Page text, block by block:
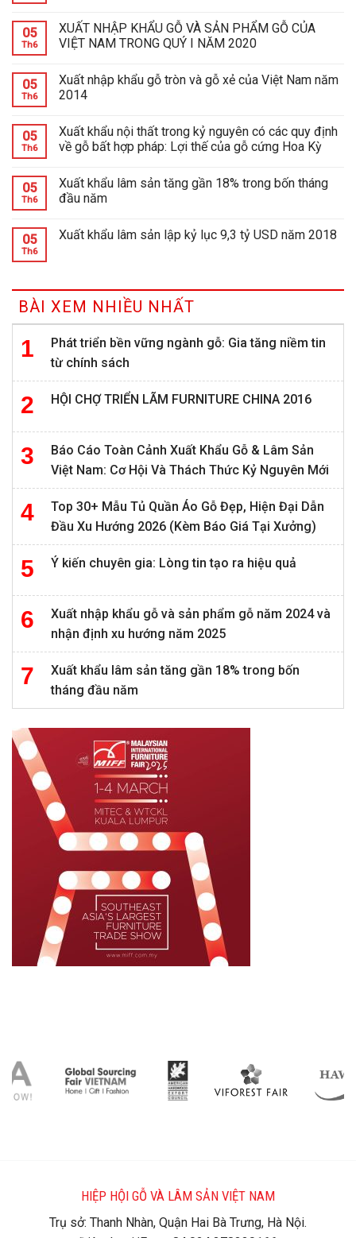
05
Th6
XUẤT NHẬP KHẨU GỖ VÀ SẢN PHẨM GỖ CỦA
VIỆT NAM TRONG QUÝ I NĂM 2020
05
Th6
Xuất nhập khẩu gỗ tròn và gỗ xẻ của Việt Nam năm
2014
05
Th6
Xuất khẩu nội thất trong kỷ nguyên có các quy định
về gỗ bất hợp pháp: Lợi thế của gỗ cứng Hoa Kỳ
05
Th6
Xuất khẩu lâm sản tăng gần 18% trong bốn tháng
đầu năm
05
Th6
Xuất khẩu lâm sản lập kỷ lục 9,3 tỷ USD năm 2018
BÀI XEM NHIỀU NHẤT
Phát triển bền vững ngành gỗ: Gia tăng niềm tin
từ chính sách
HỘI CHỢ TRIỂN LÃM FURNITURE CHINA 2016
Báo Cáo Toàn Cảnh Xuất Khẩu Gỗ & Lâm Sản
Việt Nam: Cơ Hội Và Thách Thức Kỷ Nguyên Mới
Top 30+ Mẫu Tủ Quần Áo Gỗ Đẹp, Hiện Đại Dẫn
Đầu Xu Hướng 2026 (Kèm Báo Giá Tại Xưởng)
Ý kiến chuyên gia: Lòng tin tạo ra hiệu quả
Xuất nhập khẩu gỗ và sản phẩm gỗ năm 2024 và
nhận định xu hướng năm 2025
Xuất khẩu lâm sản tăng gần 18% trong bốn
tháng đầu năm
HIỆP HỘI GỖ VÀ LÂM SẢN VIỆT NAM
Trụ sở: Thanh Nhàn, Quận Hai Bà Trưng, Hà Nội.